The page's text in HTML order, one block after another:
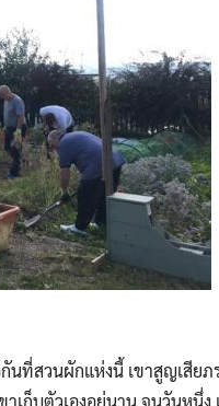
ที่สวนผักแห่งนี้ เขาสูญเสียภ
เก็บตัวเองอยู่นาน จนวันหนึ่ง